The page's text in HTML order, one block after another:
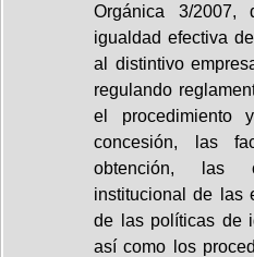
Orgánica 3/
igualdad efectiva
al distintivo
regulando
el procedimiento
concesión, las
obtención, las
institucional de las
de las políticas de
así como los